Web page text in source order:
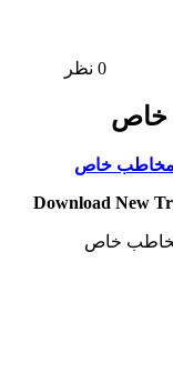
خاص
مخاطب خاص
Download New